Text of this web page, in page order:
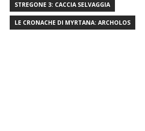
STREGONE 3: CACCIA SELVAGGIA
LE CRONACHE DI MYRTANA: ARCHOLOS